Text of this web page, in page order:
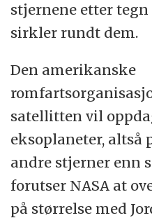
stjernene etter
sirkler rundt dem.
Den amerikanske
satellitten vil
eksoplaneter, altså
andre stjerner enn
forutser NASA at
på størrelse med